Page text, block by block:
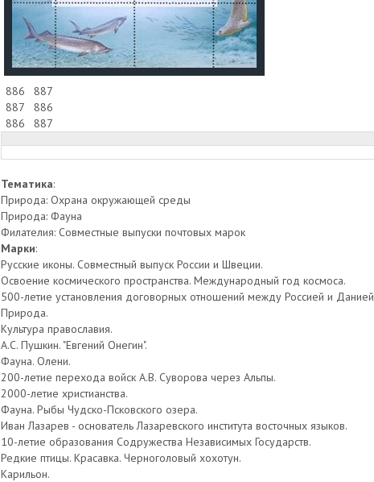
886
887
887
886
886
887
Тематика:
Природа: Охрана окружающей среды
Природа: Фауна
Филателия: Совместные выпуски почтовых марок
Марки:
Русские иконы. Совместный выпуск России и Швеции.
Освоение космического пространства. Международный год космоса.
500-летие установления договорных отношений между Россией и
Природа.
Культура православия.
А.С. Пушкин. "Eвгений Онегин".
Фауна. Олени.
200-летие перехода войск А.В. Суворова через Альпы.
2000-летие христианства.
Фауна. Рыбы Чудско-Псковского озера.
Иван Лазарев - основатель Лазаревского института восточных языков.
10-летие образования Содружества Независимых Государств.
Редкие птицы. Красавка. Черноголовый хохотун.
Карильон.